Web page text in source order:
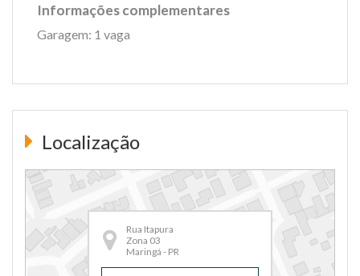
Informações complementares
Garagem: 1 vaga
Localização
Rua Itapura
Zona 03
Maringá - PR